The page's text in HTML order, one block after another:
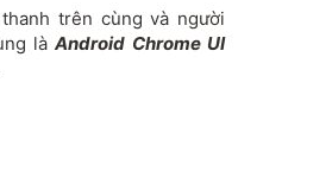
trên cùng và người
làAndroid Chrome UI